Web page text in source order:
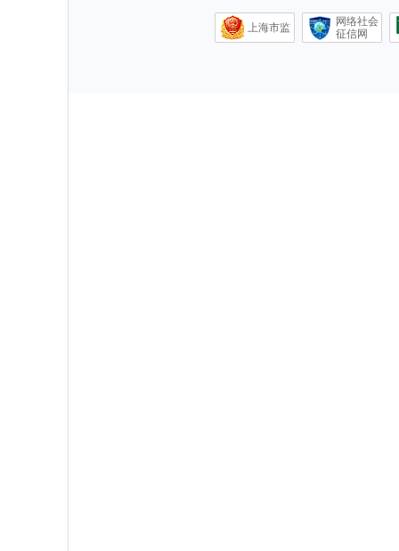
上海市监
网络社会
征信网